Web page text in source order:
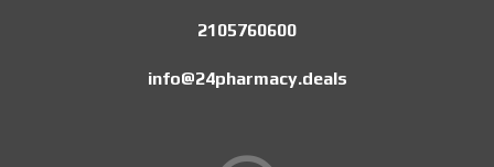
2105760600
info@24pharmacy.deals